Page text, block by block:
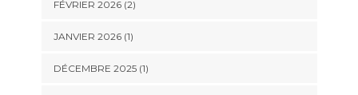
FÉVRIER 2026(2)
JANVIER 2026(1)
DÉCEMBRE 2025(1)